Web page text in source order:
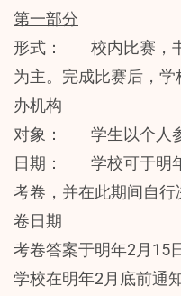
第一部分
形式： 校内比赛，
为主。完成比赛后，
办机构
对象： 学生以个人
日期： 学校可于明
考卷，并在此期间自行
卷日期
考卷答案于明年2月15
学校在明年2月底前通